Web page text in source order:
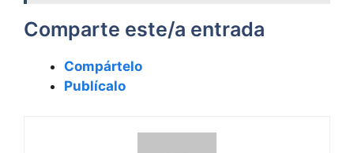
Comparte este/a entrada
Compártelo
Publícalo